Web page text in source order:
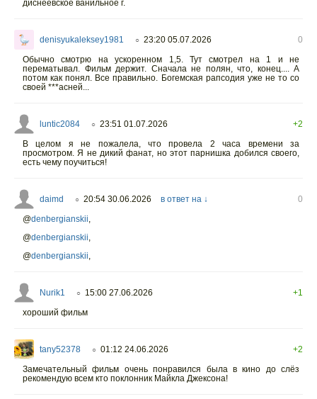
диснеевское ванильное г.
denisyukaleksey1981 ○ 23:20 05.07.2026
0
Обычно смотрю на ускоренном 1,5. Тут смотрел на 1 и не
перематывал. Фильм держит. Сначала не полян, что, конец.... А
потом как понял. Все правильно. Богемская рапсодия уже не то со
своей ***асней...
luntic2084 ○ 23:51 01.07.2026
+2
В целом я не пожалела, что провела 2 часа времени за
просмотром. Я не дикий фанат, но этот парнишка добился своего,
есть чему поучиться!
daimd ○ 20:54 30.06.2026 в ответ на ↓
0
@denbergianskii,
@denbergianskii,
@denbergianskii,
Nurik1 ○ 15:00 27.06.2026
+1
хороший фильм
tany52378 ○ 01:12 24.06.2026
+2
Замечательный фильм очень понравился была в кино до слёз
рекомендую всем кто поклонник Майкла Джексона!